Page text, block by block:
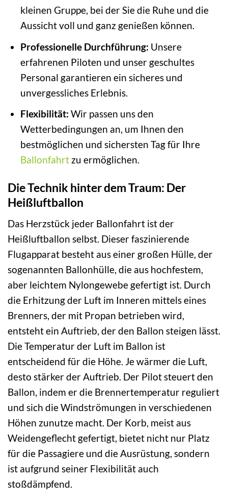
kleinen Gruppe, bei der Sie die Ruhe und die
Aussicht voll und ganz genießen können.
Professionelle Durchführung: Unsere
erfahrenen Piloten und unser geschultes
Personal garantieren ein sicheres und
unvergessliches Erlebnis.
Flexibilität: Wir passen uns den
Wetterbedingungen an, um Ihnen den
bestmöglichen und sichersten Tag für Ihre
Ballonfahrtzu ermöglichen.
Die Technik hinter dem Traum: Der
Heißluftballon
Das Herzstück jeder Ballonfahrt ist der
Heißluftballon selbst. Dieser faszinierende
Flugapparat besteht aus einer großen Hülle, der
sogenannten Ballonhülle, die aus hochfestem,
aber leichtem Nylongewebe gefertigt ist. Durch
die Erhitzung der Luft im Inneren mittels eines
Brenners, der mit Propan betrieben wird,
entsteht ein Auftrieb, der den Ballon steigen lässt.
Die Temperatur der Luft im Ballon ist
entscheidend für die Höhe. Je wärmer die Luft,
desto stärker der Auftrieb. Der Pilot steuert den
Ballon, indem er die Brennertemperatur reguliert
und sich die Windströmungen in verschiedenen
Höhen zunutze macht. Der Korb, meist aus
Weidengeflecht gefertigt, bietet nicht nur Platz
für die Passagiere und die Ausrüstung, sondern
ist aufgrund seiner Flexibilität auch
stoßdämpfend.